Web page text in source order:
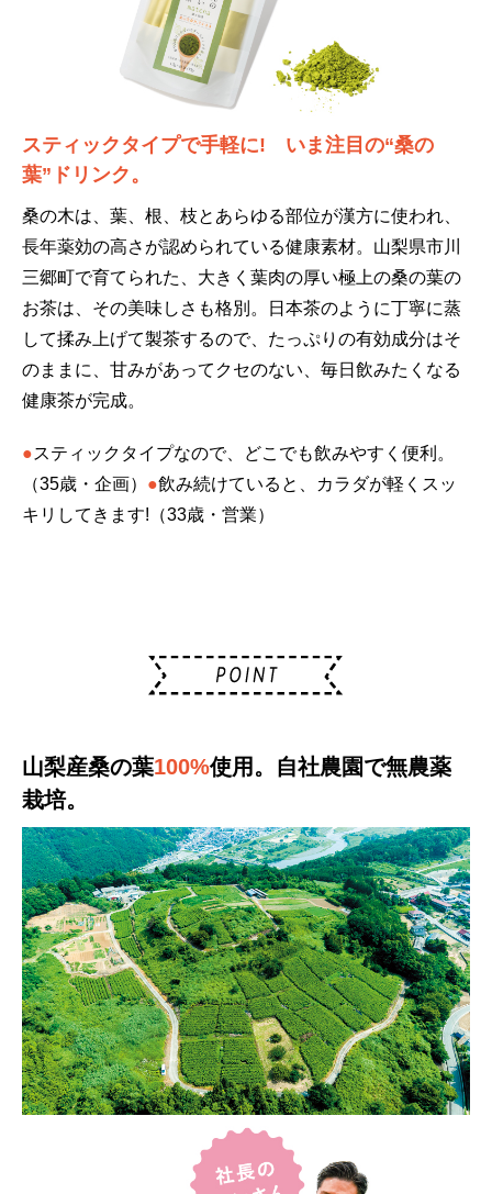
スティックタイプで手軽に! いま注目の“桑の
葉”ドリンク。
桑の木は、葉、根、枝とあらゆる部位が漢方に使われ、
長年薬効の高さが認められている健康素材。山梨県市川
三郷町で育てられた、大きく葉肉の厚い極上の桑の葉の
お茶は、その美味しさも格別。日本茶のように丁寧に蒸
して揉み上げて製茶するので、たっぷりの有効成分はそ
のままに、甘みがあってクセのない、毎日飲みたくなる
健康茶が完成。
●スティックタイプなので、どこでも飲みやすく便利。
（35歳・企画） ●飲み続けていると、カラダが軽くスッ
キリしてきます!（33歳・営業）
山梨産桑の葉100%使用。自社農園で無農薬
栽培。